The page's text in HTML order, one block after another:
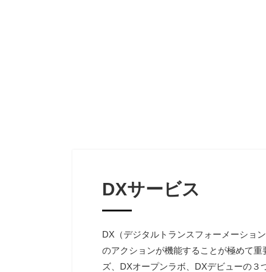
DXサービス
DX（デジタルトランスフォーメーショ
のアクションが機能することが極めて
ズ、DXオープンラボ、DXデビューの